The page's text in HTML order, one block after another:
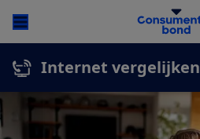
Internet vergelijken